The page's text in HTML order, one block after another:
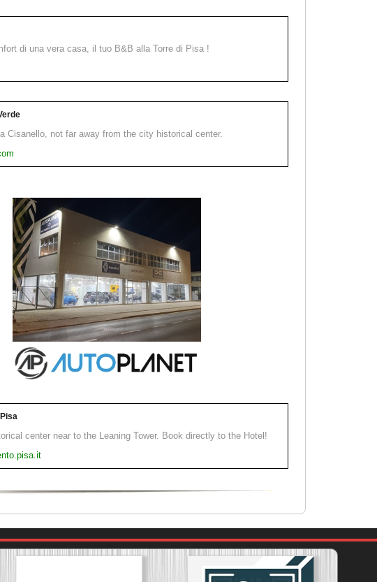
di una vera casa, il tuo B&B alla Torre di Pisa !
Cisanello, not far away from the city historical center.
center near to the Leaning Tower. Book directly to the Hotel!